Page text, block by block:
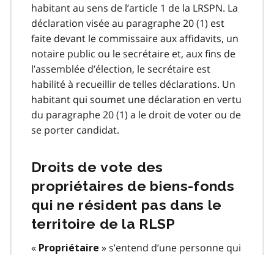
habitant au sens de l’article 1 de la LRSPN. La
déclaration visée au paragraphe 20 (1) est
faite devant le commissaire aux affidavits, un
notaire public ou le secrétaire et, aux fins de
l’assemblée d’élection, le secrétaire est
habilité à recueillir de telles déclarations. Un
habitant qui soumet une déclaration en vertu
du paragraphe 20 (1) a le droit de voter ou de
se porter candidat.
Droits de vote des
propriétaires de biens-fonds
qui ne résident pas dans le
territoire de la RLSP
« Propriétaire » s’entend d’une personne qui